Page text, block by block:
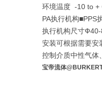
环境温度 -10 to +
PA执行机构■PPS
执行机构尺寸
安装可根据需要安
控制介质中性气体
宝帝流体